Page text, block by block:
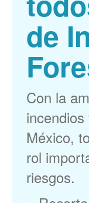
de
Con la
México,
rol
riesgos.